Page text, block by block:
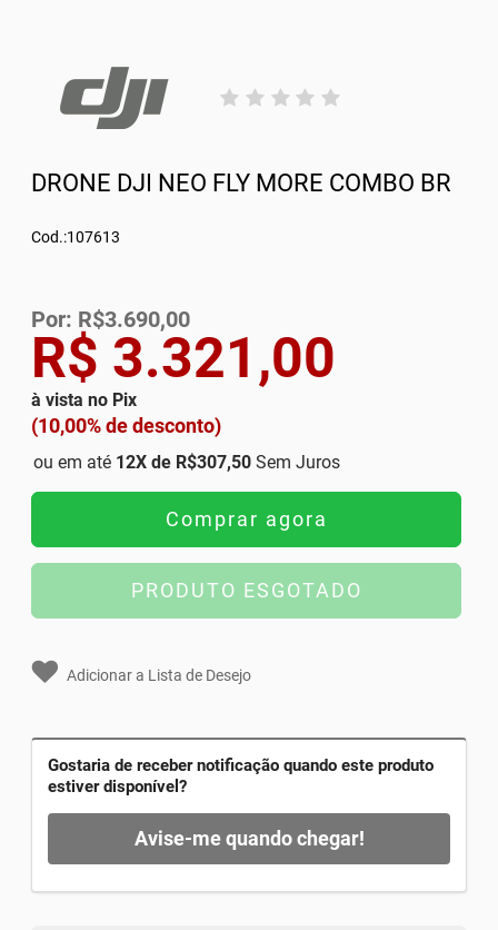
DRONE DJI NEO FLY MORE COMBO BR
Cod.:107613
R$ 3.321,00
à vista no Pix
(10,00% de desconto)
Por: R$3.690,00
ou em até 12X de R$307,50 Sem Juros
Comprar agora
PRODUTO ESGOTADO
Adicionar a Lista de Desejo
Gostaria de receber notificação quando este produto
estiver disponível?
Avise-me quando chegar!